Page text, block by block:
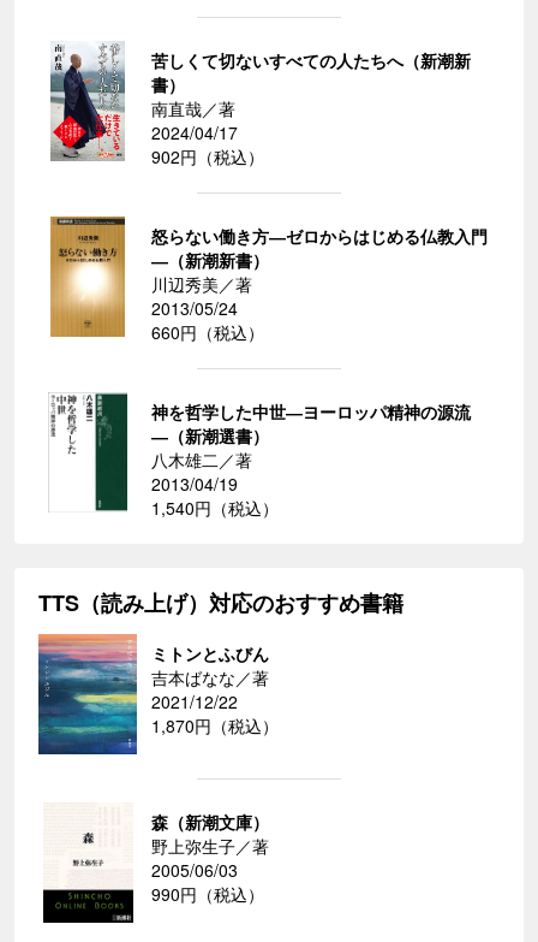
苦しくて切ないすべての人たちへ（新潮新
書）
南直哉／著
2024/04/17
902円（税込）
怒らない働き方―ゼロからはじめる仏教入門
―（新潮新書）
川辺秀美／著
2013/05/24
660円（税込）
神を哲学した中世―ヨーロッパ精神の源流
―（新潮選書）
八木雄二／著
2013/04/19
1,540円（税込）
TTS（読み上げ）対応のおすすめ書籍
ミトンとふびん
吉本ばなな／著
2021/12/22
1,870円（税込）
森（新潮文庫）
野上弥生子／著
2005/06/03
990円（税込）